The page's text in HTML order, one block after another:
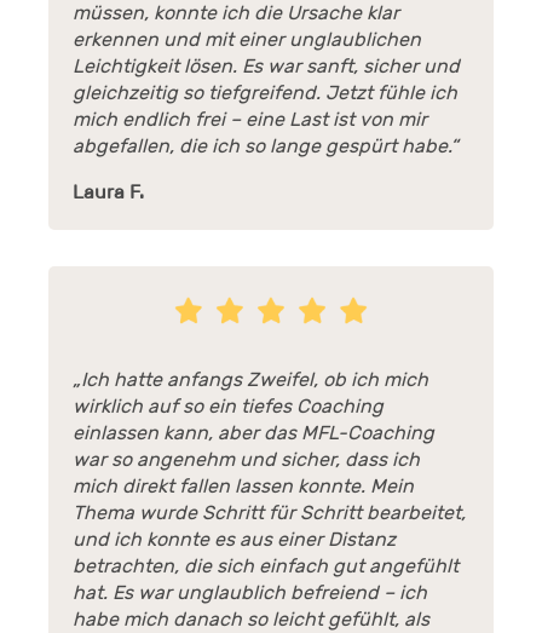
müssen, konnte ich die Ursache klar
erkennen und mit einer unglaublichen
Leichtigkeit lösen. Es war sanft, sicher und
gleichzeitig so tiefgreifend. Jetzt fühle ich
mich endlich frei – eine Last ist von mir
abgefallen, die ich so lange gespürt habe.“
Laura F.
„Ich hatte anfangs Zweifel, ob ich mich
wirklich auf so ein tiefes Coaching
einlassen kann, aber das MFL-Coaching
war so angenehm und sicher, dass ich
mich direkt fallen lassen konnte. Mein
Thema wurde Schritt für Schritt bearbeitet,
und ich konnte es aus einer Distanz
betrachten, die sich einfach gut angefühlt
hat. Es war unglaublich befreiend – ich
habe mich danach so leicht gefühlt, als